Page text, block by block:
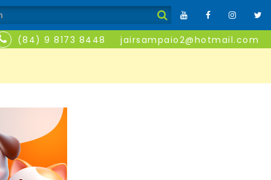
(84) 9 8173 8448 jairsampaio2@hotmail.com